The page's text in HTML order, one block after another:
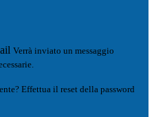
Verrà inviato un messaggio
Effettua il reset della password